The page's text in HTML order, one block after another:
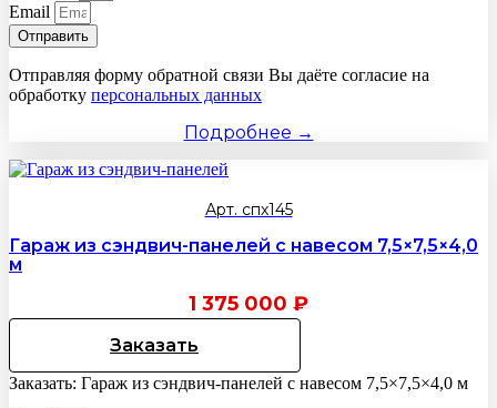
Email
Отправить
Отправляя форму обратной связи Вы даёте согласие на
обработку персональных данных
Подробнее →
Арт. спх145
Гараж из сэндвич-панелей с навесом 7,5×7,5×4,0
м
1 375 000 ₽
Заказать
Заказать: Гараж из сэндвич-панелей с навесом 7,5×7,5×4,0 м